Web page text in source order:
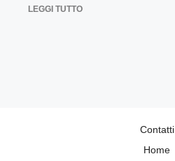
LEGGI TUTTO
Contatti
Home